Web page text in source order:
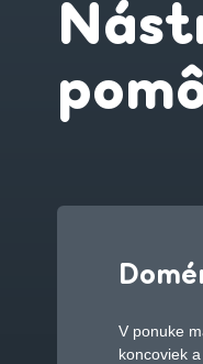
V ponuke
koncoviek